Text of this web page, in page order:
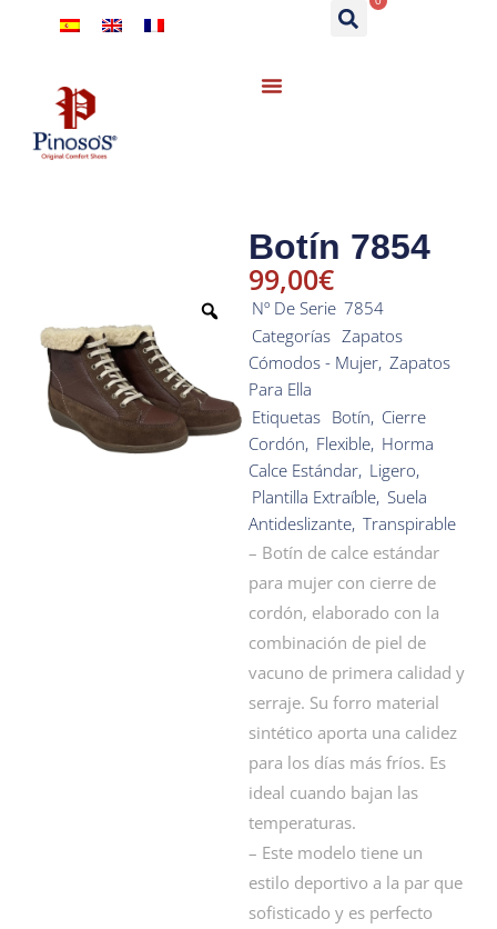
Botín 7854
99,00€
Nº De Serie 7854
Categorías Zapatos
Cómodos - Mujer, Zapatos
Para Ella
Etiquetas Botín, Cierre
Cordón, Flexible, Horma
Calce Estándar, Ligero,
Plantilla Extraíble, Suela
Antideslizante, Transpirable
– Botín de calce estándar
para mujer con cierre de
cordón, elaborado con la
combinación de piel de
vacuno de primera calidad y
serraje. Su forro material
sintético aporta una calidez
para los días más fríos. Es
ideal cuando bajan las
temperaturas.
– Este modelo tiene un
estilo deportivo a la par que
sofisticado y es perfecto